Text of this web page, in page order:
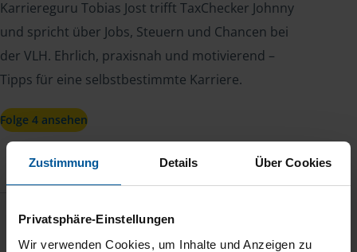
Zustimmung Details Über Cookies
Privatsphäre-Einstellungen
Wir verwenden Cookies, um Inhalte und Anzeigen zu
Karriereguru Tobias Jost trifft TaxChecker Johnny
und spricht über Jobs, Steuern und Chancen bei
der VLH. Ehrlich, praxisnah und motivierend –
Tipps für eine selbstbestimmte Karriere.
Folge 4 ansehen